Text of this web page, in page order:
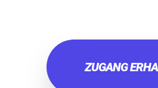
ZUGANG